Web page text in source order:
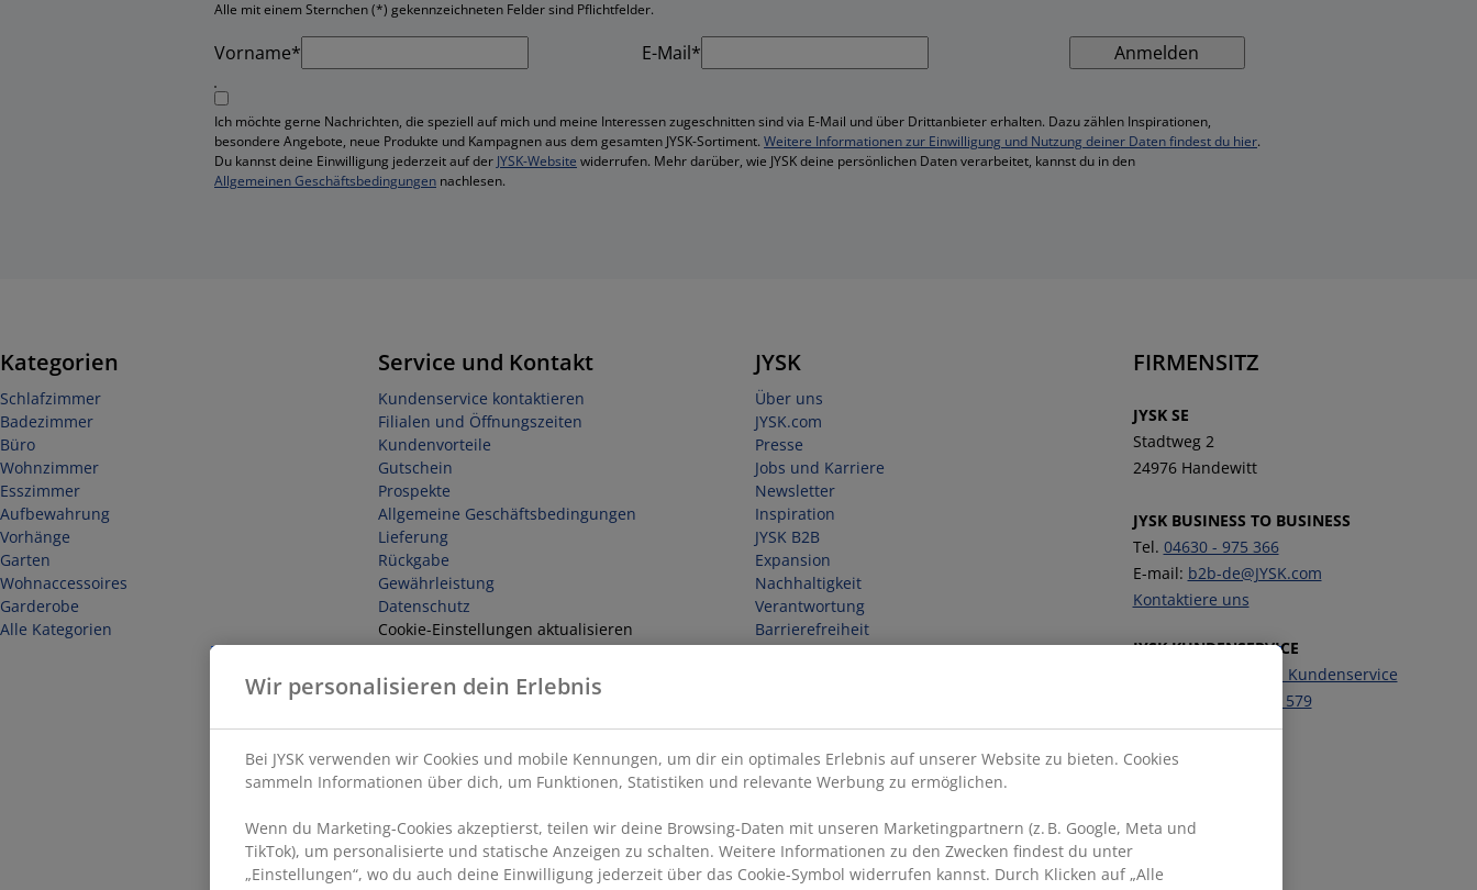
Alle mit einem Sternchen (*) gekennzeichneten Felder sind Pflichtfelder.
Vorname* E-Mail* Anmelden
Ich möchte gerne Nachrichten, die speziell auf mich und meine Interessen zugeschnitten sind via E-Mail und über Drittanbieter erhalten. Dazu zählen Inspirationen,
besondere Angebote, neue Produkte und Kampagnen aus dem gesamten JYSK-Sortiment. Weitere Informationen zur Einwilligung und Nutzung deiner Daten findest du hier.
Du kannst deine Einwilligung jederzeit auf der JYSK-Website widerrufen. Mehr darüber, wie JYSK deine persönlichen Daten verarbeitet, kannst du in den
Allgemeinen Geschäftsbedingungen nachlesen.
Kategorien
Schlafzimmer
Badezimmer
Büro
Wohnzimmer
Esszimmer
Aufbewahrung
Vorhänge
Garten
Wohnaccessoires
Garderobe
Alle Kategorien
Service und Kontakt
Kundenservice kontaktieren
Filialen und Öffnungszeiten
Kundenvorteile
Gutschein
Prospekte
Allgemeine Geschäftsbedingungen
Lieferung
Rückgabe
Gewährleistung
Datenschutz
Cookie-Einstellungen aktualisieren
Impressum
Vertrag widerrufen
JYSK
Über uns
JYSK.com
Presse
Jobs und Karriere
Newsletter
Inspiration
JYSK B2B
Expansion
Nachhaltigkeit
Verantwortung
Barrierefreiheit
FIRMENSITZ
JYSK SE
Stadtweg 2
24976 Handewitt
JYSK BUSINESS TO BUSINESS
Tel. 04630 - 975 366
E-mail: b2b-de@JYSK.com
Kontaktiere uns
JYSK KUNDENSERVICE
Kontaktiere unseren Kundenservice
04630 - 975 579
Folge JYSK
Wir personalisieren dein Erlebnis
Bei JYSK verwenden wir Cookies und mobile Kennungen, um dir ein optimales Erlebnis auf unserer Website zu bieten. Cookies
sammeln Informationen über dich, um Funktionen, Statistiken und relevante Werbung zu ermöglichen.
Wenn du Marketing-Cookies akzeptierst, teilen wir deine Browsing-Daten mit unseren Marketingpartnern (z. B. Google, Meta und
TikTok), um personalisierte und statische Anzeigen zu schalten. Weitere Informationen zu den Zwecken findest du unter
„Einstellungen“, wo du auch deine Einwilligung jederzeit über das Cookie-Symbol widerrufen kannst. Durch Klicken auf „Alle